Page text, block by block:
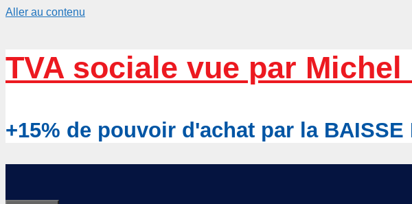
Aller au contenu
TVA sociale vue par
+15% de pouvoir d'achat par la BAISSE